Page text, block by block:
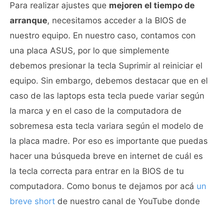
Para realizar ajustes que mejoren el tiempo de
arranque, necesitamos acceder a la BIOS de
nuestro equipo. En nuestro caso, contamos con
una placa ASUS, por lo que simplemente
debemos presionar la tecla Suprimir al reiniciar el
equipo. Sin embargo, debemos destacar que en el
caso de las laptops esta tecla puede variar según
la marca y en el caso de la computadora de
sobremesa esta tecla variara según el modelo de
la placa madre. Por eso es importante que puedas
hacer una búsqueda breve en internet de cuál es
la tecla correcta para entrar en la BIOS de tu
computadora. Como bonus te dejamos por acá un
breve short de nuestro canal de YouTube donde